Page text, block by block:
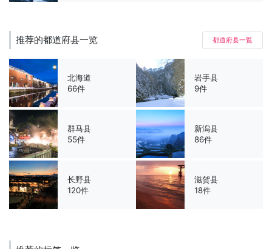
推荐的都道府县一览 都道府县一覧
北海道
66件
岩手县
9件
群马县
55件
新潟县
86件
长野县
120件
滋贺县
18件